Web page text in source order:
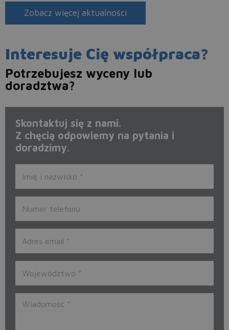
Zobacz więcej aktualności
Interesuje Cię współpraca?
Potrzebujesz wyceny lub
doradztwa?
Skontaktuj się z nami.
Z chęcią odpowiemy na pytania i
doradzimy.